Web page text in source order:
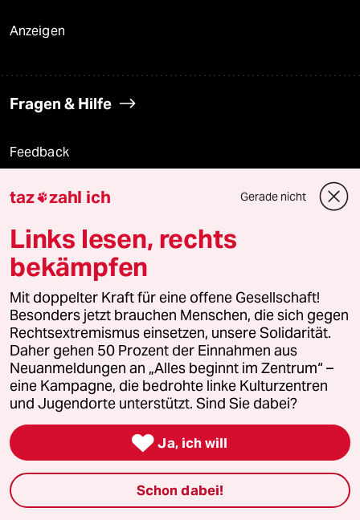
Anzeigen
Fragen & Hilfe
Feedback
Aboservice
ePaper Login
Downloads für Abonnierende
© 2026 taz Verlags und Vertriebs GmbH
Alle Rechte vorbehalten. Bei rechtlichen Fragen oder für Genehmigungen
wenden Sie sich bitte an lizenzen@taz.de
Leitlinie Informant Datenschutz Impressum AGB
Seitenwende Einwilligungen widerrufen (Ads)
taz zahl ich Gerade nicht
Links lesen, rechts
bekämpfen
Mit doppelter Kraft für eine offene Gesellschaft!
Besonders jetzt brauchen Menschen, die sich gegen
Rechtsextremismus einsetzen, unsere Solidarität.
Daher gehen 50 Prozent der Einnahmen aus
Neuanmeldungen an „Alles beginnt im Zentrum“ –
eine Kampagne, die bedrohte linke Kulturzentren
und Jugendorte unterstützt. Sind Sie dabei?
 Ja, ich will
Schon dabei!